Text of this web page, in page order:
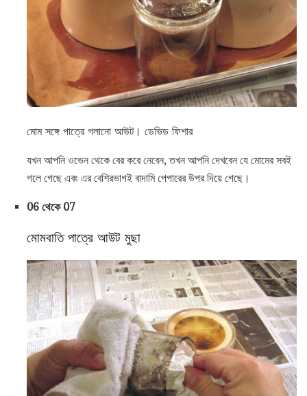
মোম সঙ্গে পাত্রে গলানো আউট। ডেভিড ফিশার
যখন আপনি ওভেন থেকে বের করে নেবেন, তখন আপনি দেখবেন যে মোমের সবই
গলে গেছে এবং এর বেশিরভাগই বাদামি পেপারের উপর দিয়ে গেছে।
06 থেকে 07
মোমবাতি পাত্রে আউট মুছা